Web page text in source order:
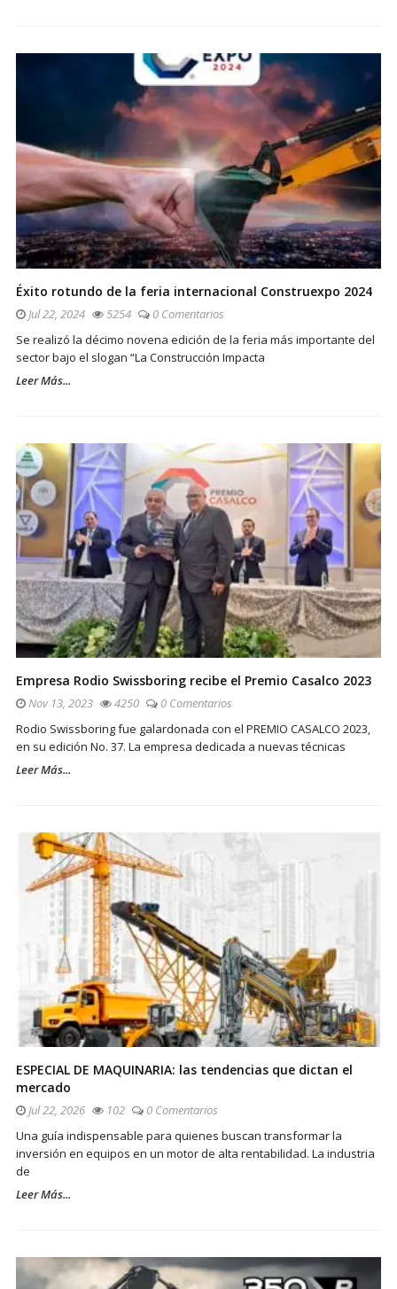
Éxito rotundo de la feria internacional Construexpo 2024
Jul 22, 2024 5254
0 Comentarios
Se realizó la décimo novena edición de la feria más importante del
sector bajo el slogan “La Construcción Impacta
Leer Más...
Empresa Rodio Swissboring recibe el Premio Casalco 2023
Nov 13, 2023 4250
0 Comentarios
Rodio Swissboring fue galardonada con el PREMIO CASALCO 2023,
en su edición No. 37. La empresa dedicada a nuevas técnicas
Leer Más...
ESPECIAL DE MAQUINARIA: las tendencias que dictan el
mercado
Jul 22, 2026 102
0 Comentarios
Una guía indispensable para quienes buscan transformar la
inversión en equipos en un motor de alta rentabilidad. La industria
de
Leer Más...